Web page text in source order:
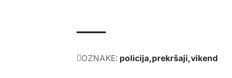
OZNAKE: policija prekršaji vikend